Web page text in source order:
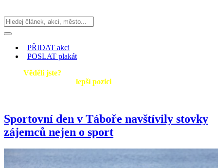
PŘIDAT akci
POSLAT plakát
Věděli jste?
lepší pozici
Sportovní den v Táboře navštívily stovky
zájemců nejen o sport